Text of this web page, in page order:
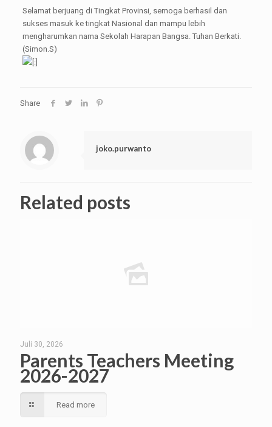
Selamat berjuang di Tingkat Provinsi, semoga berhasil dan
sukses masuk ke tingkat Nasional dan mampu lebih
mengharumkan nama Sekolah Harapan Bangsa. Tuhan Berkati.
(Simon.S)
[:]
Share
joko.purwanto
Related posts
Juli 30, 2026
Parents Teachers Meeting
2026-2027
Read more